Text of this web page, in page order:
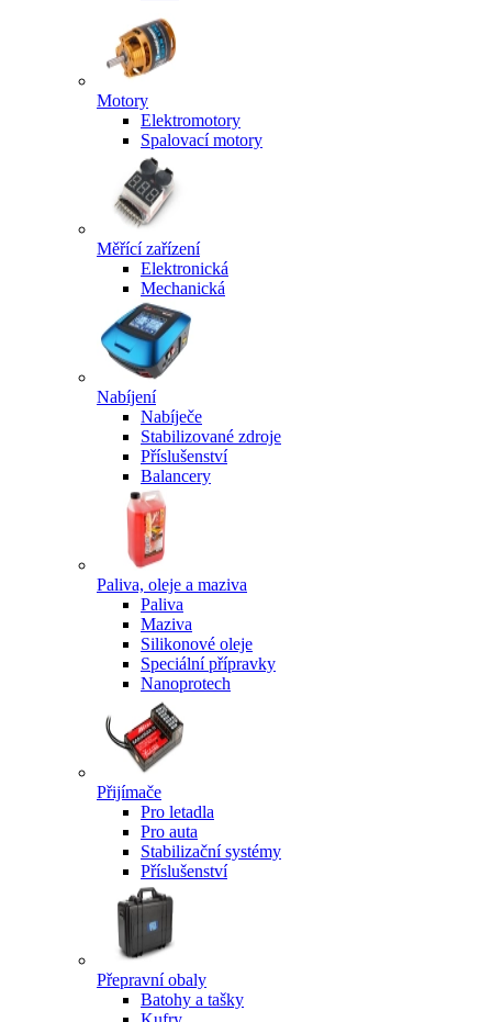
Motory
Elektromotory
Spalovací motory
Měřící zařízení
Elektronická
Mechanická
Nabíjení
Nabíječe
Stabilizované zdroje
Příslušenství
Balancery
Paliva, oleje a maziva
Paliva
Maziva
Silikonové oleje
Speciální přípravky
Nanoprotech
Přijímače
Pro letadla
Pro auta
Stabilizační systémy
Příslušenství
Přepravní obaly
Batohy a tašky